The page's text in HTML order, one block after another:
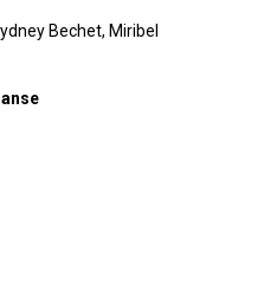
Bechet, Miribel